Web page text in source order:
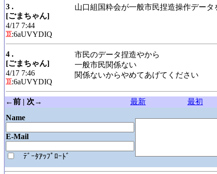
3 .
[ごまちゃん]
4/17 7:44
:6aUVYDIQ
山口組国粋会が一般市民捏造操作デー
4 .
[ごまちゃん]
4/17 7:46
:6aUVYDIQ
市民のデータ捏造やから
一般市民関係ない
関係ないからやめてあげてください
←前 | 次→ 最新
最初
Name
E-Mail
ﾃﾞｰﾀｱｯﾌﾟﾛｰﾄﾞ